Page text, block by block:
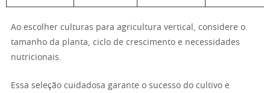
Ao escolher culturas para agricultura vertical, considere o
tamanho da planta, ciclo de crescimento e necessidades
nutricionais.
Essa seleção cuidadosa garante o sucesso do cultivo e